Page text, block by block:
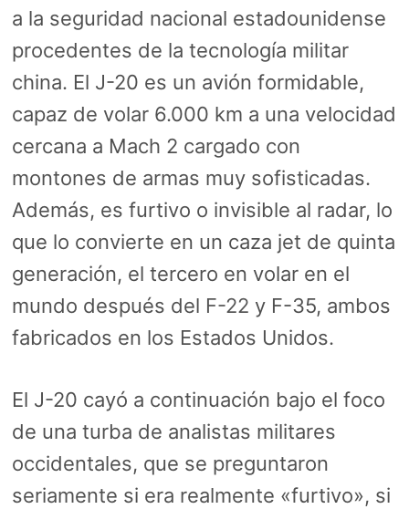
a la seguridad nacional estadounidense
procedentes de la tecnología militar
china. El J-20 es un avión formidable,
capaz de volar 6.000 km a una velocidad
cercana a Mach 2 cargado con
montones de armas muy sofisticadas.
Además, es furtivo o invisible al radar, lo
que lo convierte en un caza jet de quinta
generación, el tercero en volar en el
mundo después del F-22 y F-35, ambos
fabricados en los Estados Unidos.
El J-20 cayó a continuación bajo el foco
de una turba de analistas militares
occidentales, que se preguntaron
seriamente si era realmente «furtivo», si